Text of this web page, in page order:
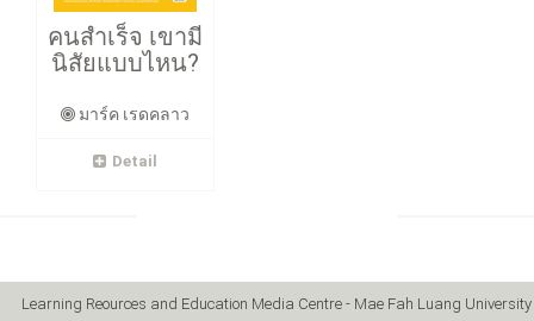
คนสำเร็จ เขามี
นิสัยแบบไหน?
มาร์ค เรดคลาว
Detail
Learning Reources and Education Media Centre - Mae Fah Luang University